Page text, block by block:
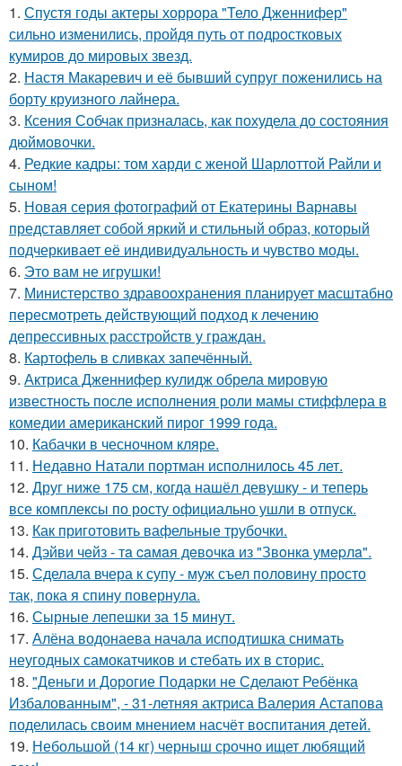
1. Спустя годы актеры хоррора "Тело Дженнифер"
сильно изменились, пройдя путь от подростковых
кумиров до мировых звезд.
2. Настя Макаревич и её бывший супруг поженились на
борту круизного лайнера.
3. Ксения Собчак призналась, как похудела до состояния
дюймовочки.
4. Редкие кадры: том харди с женой Шарлоттой Райли и
сыном!
5. Новая серия фотографий от Екатерины Варнавы
представляет собой яркий и стильный образ, который
подчеркивает её индивидуальность и чувство моды.
6. Это вам не игрушки!
7. Министерство здравоохранения планирует масштабно
пересмотреть действующий подход к лечению
депрессивных расстройств у граждан.
8. Картофель в сливках запечённый.
9. Актриса Дженнифер кулидж обрела мировую
известность после исполнения роли мамы стиффлера в
комедии американский пирог 1999 года.
10. Кабачки в чесночном кляре.
11. Недавно Натали портман исполнилось 45 лет.
12. Друг ниже 175 см, когда нашёл девушку - и теперь
все комплексы по росту официально ушли в отпуск.
13. Как приготовить вафельные трубочки.
14. Дэйви чeйз - тa caмaя дeвoчкa из "Звoнкa умepлa".
15. Сделала вчера к супу - муж съел половину просто
так, пока я спину повернула.
16. Сырные лепешки за 15 минут.
17. Алёна водонаева начала исподтишка снимать
неугодных самокатчиков и стебать их в сторис.
18. "Деньги и Дорогие Подарки не Сделают Ребёнка
Избалованным", - 31-летняя актриса Валерия Астапова
поделилась своим мнением насчёт воспитания детей.
19. Небольшой (14 кг) черныш срочно ищет любящий